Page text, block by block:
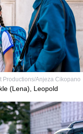
Productions/Anjeza Cikopano
(Lena), Leopold